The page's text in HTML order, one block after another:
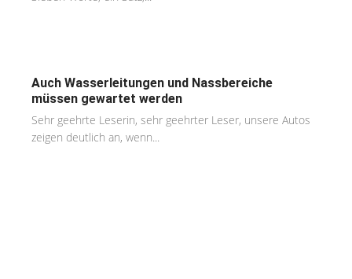
Auch Wasserleitungen und Nassbereiche
müssen gewartet werden
Sehr geehrte Leserin, sehr geehrter Leser, unsere Autos
zeigen deutlich an, wenn...